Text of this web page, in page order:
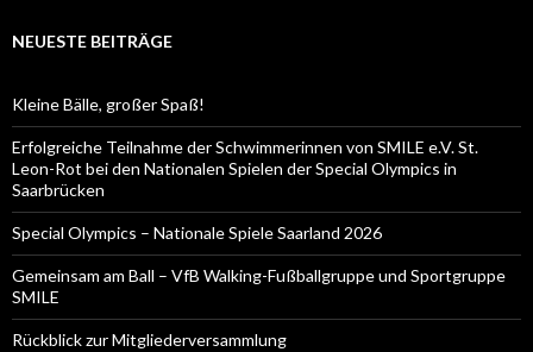
NEUESTE BEITRÄGE
Kleine Bälle, großer Spaß!
Erfolgreiche Teilnahme der Schwimmerinnen von SMILE e.V. St.
Leon-Rot bei den Nationalen Spielen der Special Olympics in
Saarbrücken
Special Olympics – Nationale Spiele Saarland 2026
Gemeinsam am Ball – VfB Walking-Fußballgruppe und Sportgruppe
SMILE
Rückblick zur Mitgliederversammlung